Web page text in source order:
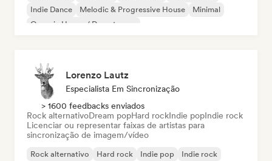
Indie Dance
Melodic & Progressive House
Minimal
Organic House / Downtempo
Lorenzo Lautz
Especialista Em Sincronização
> 1600 feedbacks enviados
Rock alternativoDream popHard rockIndie popIndie rock
Licenciar ou representar faixas de artistas para
sincronização de imagem/vídeo
Rock alternativo Hard rock Indie pop
Indie rock